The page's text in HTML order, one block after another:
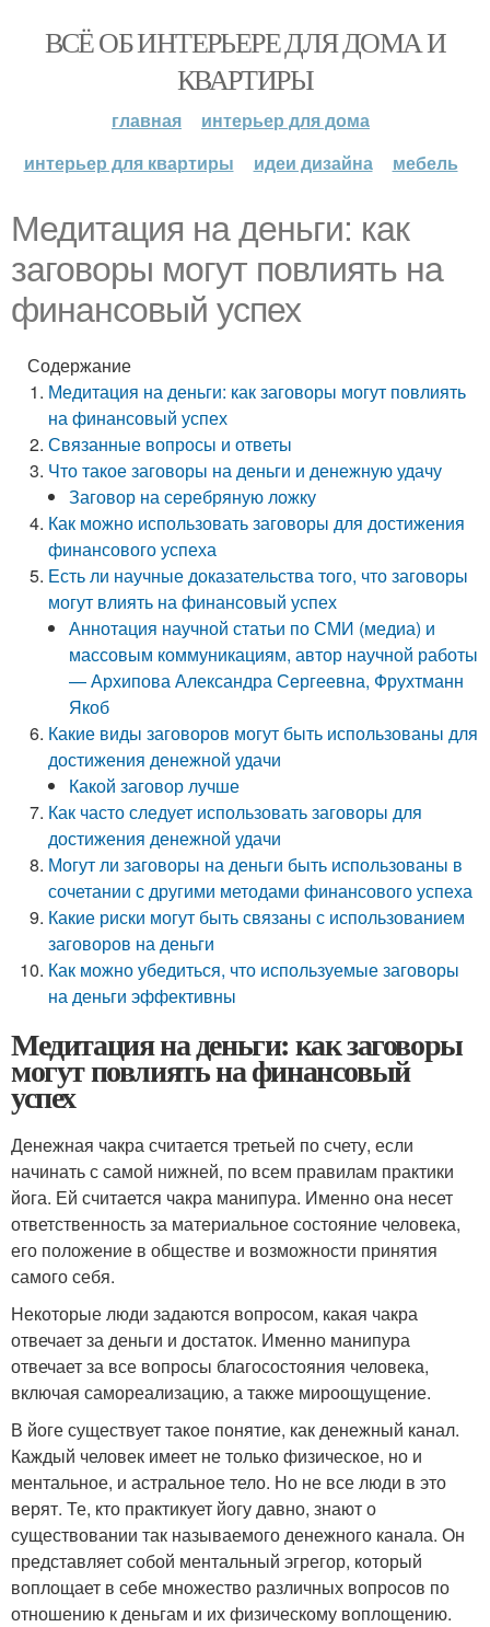
ВСЁ ОБ ИНТЕРЬЕРЕ ДЛЯ ДОМА И
КВАРТИРЫ
главная
интерьер для дома
интерьер для квартиры
идеи дизайна мебель
Медитация на деньги: как
заговоры могут повлиять на
финансовый успех
Содержание
Медитация на деньги: как заговоры могут повлиять
на финансовый успех
Связанные вопросы и ответы
Что такое заговоры на деньги и денежную удачу
Заговор на серебряную ложку
Как можно использовать заговоры для достижения
финансового успеха
Есть ли научные доказательства того, что заговоры
могут влиять на финансовый успех
Аннотация научной статьи по СМИ (медиа) и
массовым коммуникациям, автор научной работы
— Архипова Александра Сергеевна, Фрухтманн
Якоб
Какие виды заговоров могут быть использованы для
достижения денежной удачи
Какой заговор лучше
Как часто следует использовать заговоры для
достижения денежной удачи
Могут ли заговоры на деньги быть использованы в
сочетании с другими методами финансового успеха
Какие риски могут быть связаны с использованием
заговоров на деньги
Как можно убедиться, что используемые заговоры
на деньги эффективны
Медитация на деньги: как заговоры
могут повлиять на финансовый
успех
Денежная чакра считается третьей по счету, если
начинать с самой нижней, по всем правилам практики
йога. Ей считается чакра манипура. Именно она несет
ответственность за материальное состояние человека,
его положение в обществе и возможности принятия
самого себя.
Некоторые люди задаются вопросом, какая чакра
отвечает за деньги и достаток. Именно манипура
отвечает за все вопросы благосостояния человека,
включая самореализацию, а также мироощущение.
В йоге существует такое понятие, как денежный канал.
Каждый человек имеет не только физическое, но и
ментальное, и астральное тело. Но не все люди в это
верят. Те, кто практикует йогу давно, знают о
существовании так называемого денежного канала. Он
представляет собой ментальный эгрегор, который
воплощает в себе множество различных вопросов по
отношению к деньгам и их физическому воплощению.